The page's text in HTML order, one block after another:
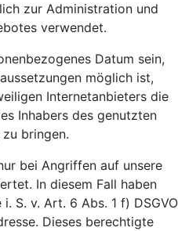
zur Administration und
verwendet.
Datum sein,
möglich ist,
Internetanbieters die
Inhabers des genutzten
bringen.
bei Angriffen auf unsere
In diesem Fall haben
S. v. Art. 6 Abs. 1 f) DSGVO
Dieses berechtigte